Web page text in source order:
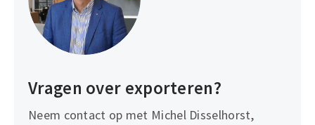
Vragen over exporteren?
Neem contact op met Michel Disselhorst,